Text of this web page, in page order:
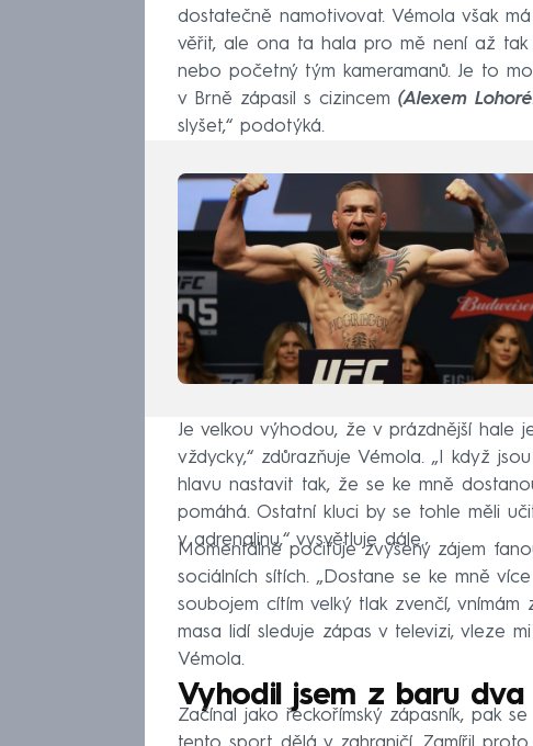
dostatečně namotivovat. Vémola však
věřit, ale ona ta hala pro mě není až tak
nebo početný tým kameramanů. Je to
v Brně zápasil s cizincem (Alexem
slyšet,“ podotýká.
Je velkou výhodou, že v prázdnější hale
vždycky,“ zdůrazňuje Vémola. „I když
hlavu nastavit tak, že se ke mně
pomáhá. Ostatní kluci by se tohle měli
v adrenalinu,“ vysvětluje dále.
Momentálně pociťuje zvýšený zájem
sociálních sítích. „Dostane se ke mně
soubojem cítím velký tlak zvenčí, vnímám
masa lidí sleduje zápas v televizi, vleze
Vémola.
Vyhodil jsem z baru
Začínal jako řeckořímský zápasník, pak